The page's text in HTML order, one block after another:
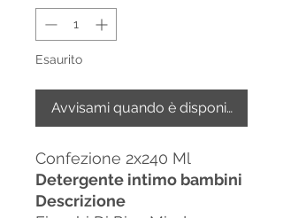
Esaurito
Avvisami quando è disponibile
Confezione 2x240 Ml
Detergente intimo bambini
Descrizione